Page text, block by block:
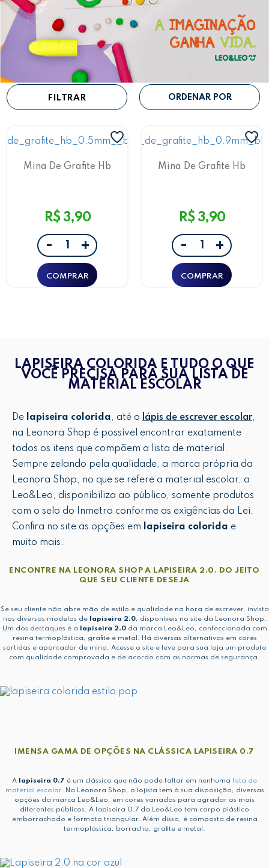
FILTRAR
Mina De Grafite Hb
R$ 3,90
- +
Mina De Grafite Hb
R$ 3,90
- +
LAPISEIRA COLORIDA E TUDO O QUE
VOCÊ PRECISA PARA SUA LISTA DE
MATERIAL ESCOLAR
De lapiseira colorida, até o lápis de escrever escolar,
na Leonora Shop é possível encontrar exatamente
todos os itens que compõem a lista de material.
Sempre zelando pela qualidade, a marca própria da
Leonora Shop, no que se refere a material escolar, a
Leo&Leo, disponibiliza ao público, somente produtos
com o selo do Inmetro conforme as exigências da Lei.
Confira no site as opções em
lapiseira colorida e
muito mais.
ENCONTRE NA LEONORA SHOP A LAPISEIRA 2.0. DO JEITO
QUE SEU CLIENTE DESEJA
Se seu cliente não abre mão de estilo e qualidade na hora de escrever, invista
nos diversos modelos de
lapiseira 2.0, disponíveis no site da Leonora Shop.
Um dos destaques é a
lapiseira 2.0da marca Leo&Leo, confeccionada com
resina termoplástica, grafite e metal. Há diversas alternativas em cores
sortidas e apontador de mina. Acesse o site e leve para sua loja um produto
com qualidade comprovada e de acordo com as normas de segurança.
IMENSA GAMA DE OPÇÕES NA CLÁSSICA LAPISEIRA 0.7
A lapiseira 0.7 é um clássico que não pode faltar em nenhuma
lista de
material escolar. Na Leonora Shop, o lojista tem à sua disposição, diversas
opções da marca Leo&Leo, em cores variadas para agradar os mais
diferentes públicos. A lapiseira 0.7 da Leo&Leo tem corpo plástico
emborrachado e formato triangular. Além disso, é composta de resina
termoplástica, borracha, grafite e metal.